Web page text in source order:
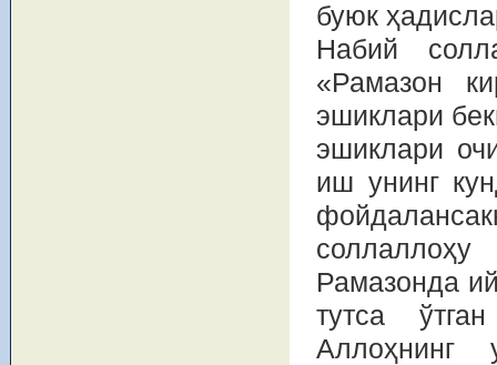
буюк
Набий
«Рамазон
эшиклари
эшиклари
иш унинг
Рамазонда
тутса
Аллоҳнинг